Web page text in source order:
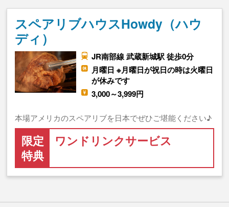
スペアリブハウスHowdy（ハウ
ディ）
JR南部線 武蔵新城駅 徒歩0分
月曜日 ※月曜日が祝日の時は火曜日
が休みです
3,000～3,999円
本場アメリカのスペアリブを日本でぜひご堪能ください♪
限定
特典
ワンドリンクサービス